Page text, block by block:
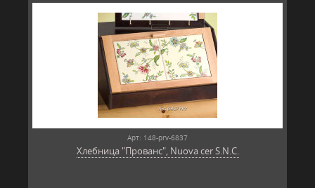
Арт: 148-prv-6837
Хлебница "Прованс", Nuova cer S.N.C.